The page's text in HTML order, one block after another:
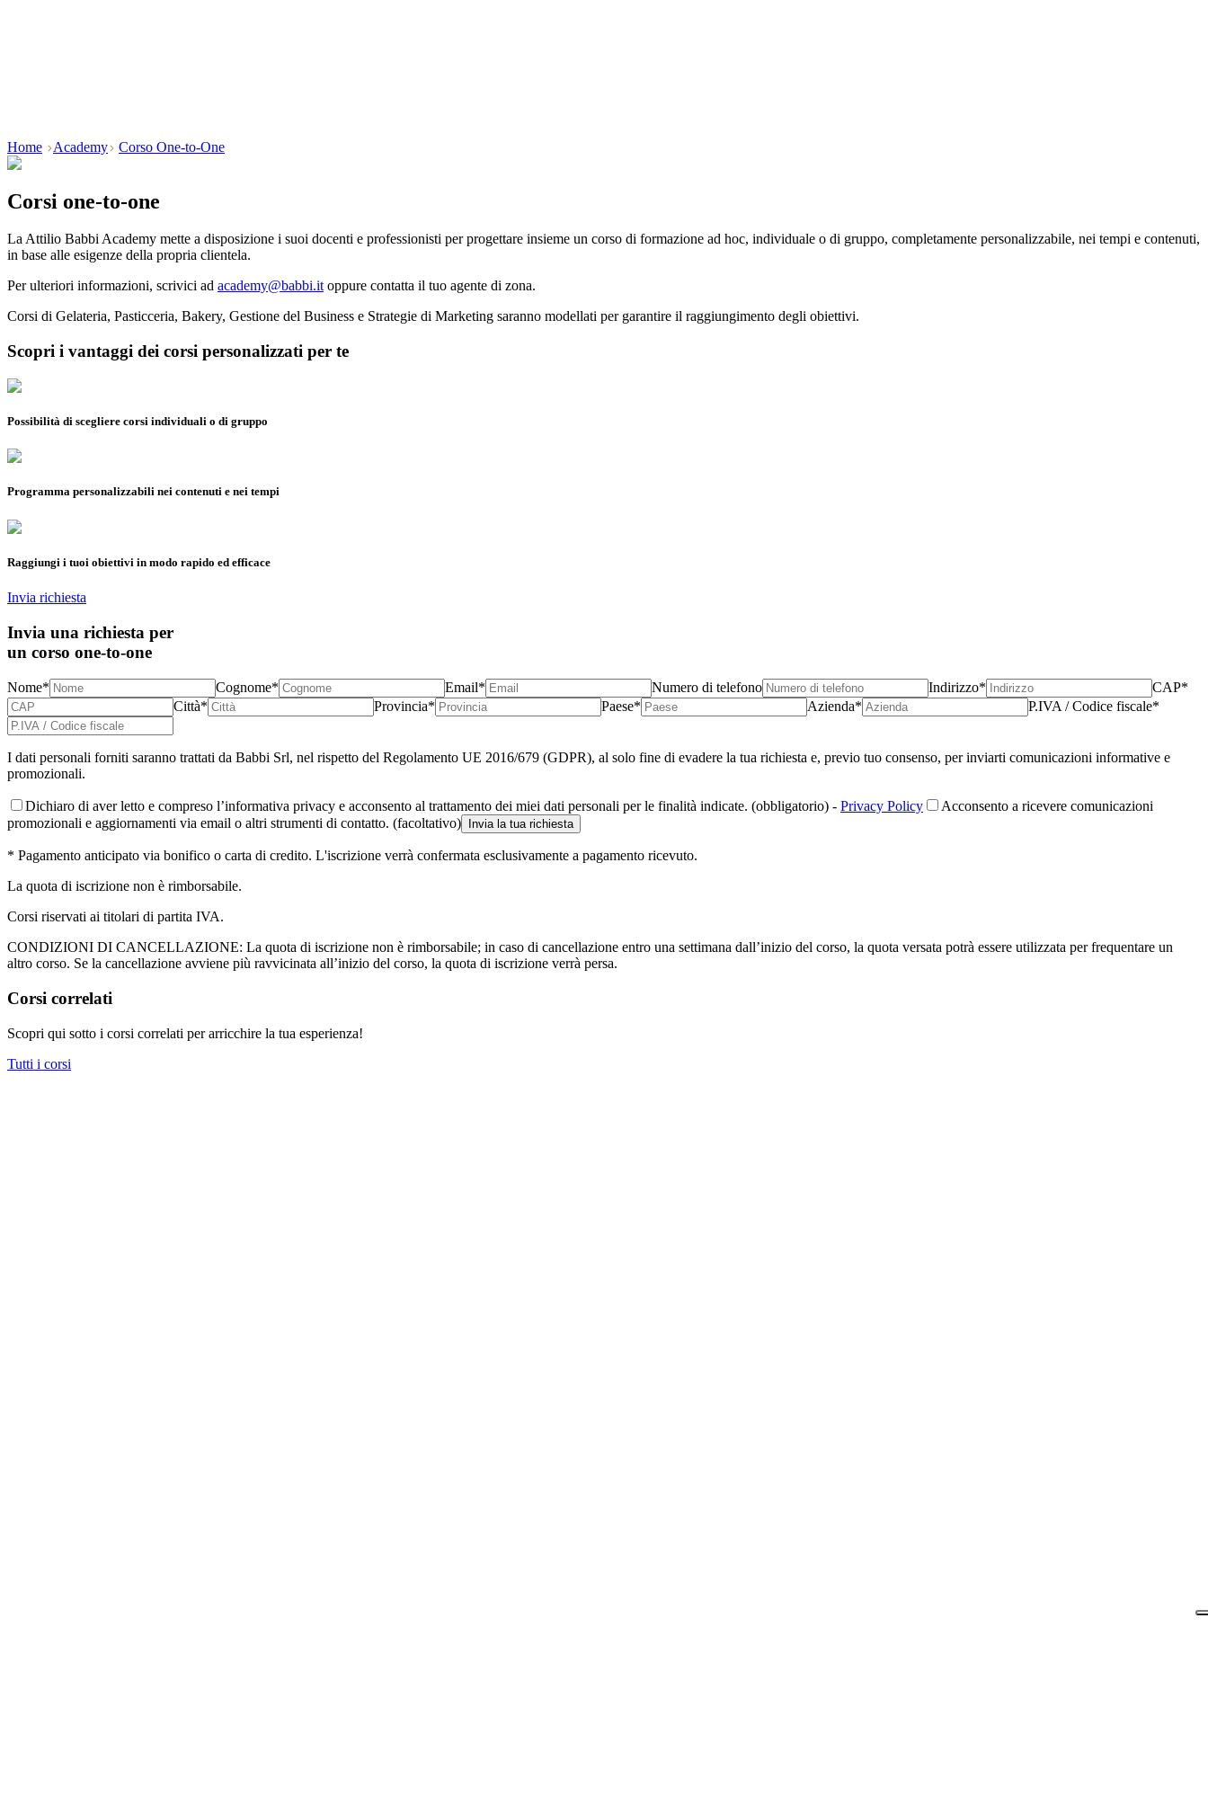
Home Academy Corso One-to-One
Corsi one-to-one
La Attilio Babbi Academy mette a disposizione i suoi docenti e professionisti per progettare insieme un corso di formazione ad hoc, individuale o di gruppo, completamente personalizzabile, nei tempi e contenuti,
in base alle esigenze della propria clientela.
Per ulteriori informazioni, scrivici ad academy@babbi.itoppure contatta il tuo agente di zona.
Corsi di Gelateria, Pasticceria, Bakery, Gestione del Business e Strategie di Marketing saranno modellati per garantire il raggiungimento degli obiettivi.
Scopri i vantaggi dei corsi personalizzati per te
Possibilità di scegliere corsi individuali o di gruppo
Programma personalizzabili nei contenuti e nei tempi
Raggiungi i tuoi obiettivi in modo rapido ed efficace
Invia richiesta
Invia una richiesta per
un corso one-to-one
Nome* Cognome* Email* Numero di telefono Indirizzo*
CAP*
Città*
Provincia* Paese* Azienda* P.IVA / Codice fiscale*
I dati personali forniti saranno trattati da Babbi Srl, nel rispetto del Regolamento UE 2016/679 (GDPR), al solo fine di evadere la tua richiesta e, previo tuo consenso, per inviarti comunicazioni informative e
promozionali.
Dichiaro di aver letto e compreso l’informativa privacy e acconsento al trattamento dei miei dati personali per le finalità indicate. (obbligatorio) - Privacy Policy
Acconsento a ricevere comunicazioni
promozionali e aggiornamenti via email o altri strumenti di contatto. (facoltativo)
Invia la tua richiesta
* Pagamento anticipato via bonifico o carta di credito. L'iscrizione verrà confermata esclusivamente a pagamento ricevuto.
La quota di iscrizione non è rimborsabile.
Corsi riservati ai titolari di partita IVA.
CONDIZIONI DI CANCELLAZIONE: La quota di iscrizione non è rimborsabile; in caso di cancellazione entro una settimana dall’inizio del corso, la quota versata potrà essere utilizzata per frequentare un
altro corso. Se la cancellazione avviene più ravvicinata all’inizio del corso, la quota di iscrizione verrà persa.
Corsi correlati
Scopri qui sotto i corsi correlati per arricchire la tua esperienza!
Tutti i corsi